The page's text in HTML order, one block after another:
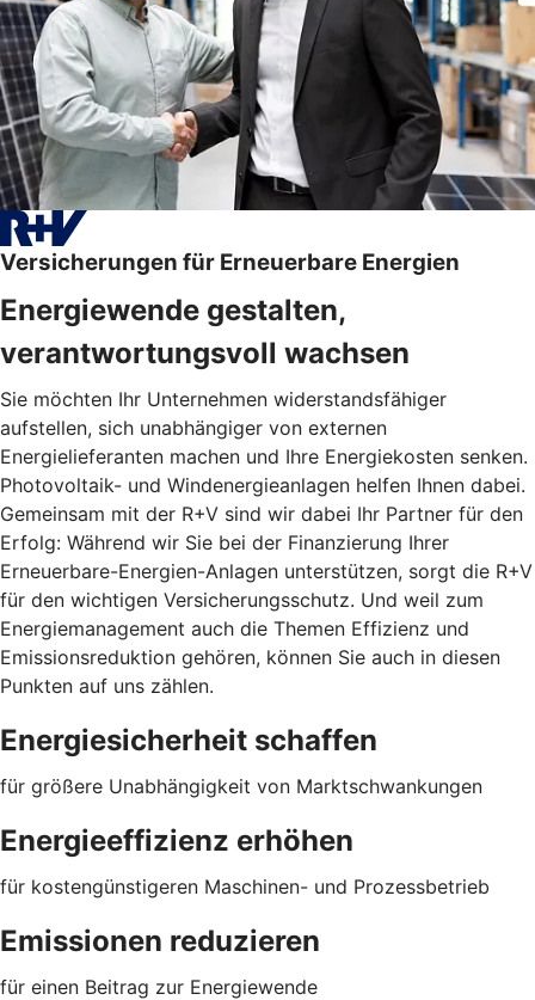
Versicherungen für Erneuerbare Energien
Energiewende gestalten,
verantwortungsvoll wachsen
Sie möchten Ihr Unternehmen widerstandsfähiger
aufstellen, sich unabhängiger von externen
Energielieferanten machen und Ihre Energiekosten senken.
Photovoltaik- und Windenergieanlagen helfen Ihnen dabei.
Gemeinsam mit der R+V sind wir dabei Ihr Partner für den
Erfolg: Während wir Sie bei der Finanzierung Ihrer
Erneuerbare-Energien-Anlagen unterstützen, sorgt die R+V
für den wichtigen Versicherungsschutz. Und weil zum
Energiemanagement auch die Themen Effizienz und
Emissionsreduktion gehören, können Sie auch in diesen
Punkten auf uns zählen.
Energiesicherheit schaffen
für größere Unabhängigkeit von Marktschwankungen
Energieeffizienz erhöhen
für kostengünstigeren Maschinen- und Prozessbetrieb
Emissionen reduzieren
für einen Beitrag zur Energiewende